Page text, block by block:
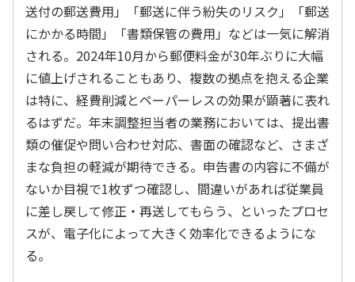
送付の郵送費用」「郵送に伴う紛失のリスク」「郵送
にかかる時間」「書類保管の費用」などは一気に解消
される。2024年10月から郵便料金が30年ぶりに大幅
に値上げされることもあり、複数の拠点を抱える企業
は特に、経費削減とペーパーレスの効果が顕著に表れ
るはずだ。年末調整担当者の業務においては、提出書
類の催促や問い合わせ対応、書面の確認など、さまざ
まな負担の軽減が期待できる。申告書の内容に不備が
ないか目視で1枚ずつ確認し、間違いがあれば従業員
に差し戻して修正・再送してもらう、といったプロセ
スが、電子化によって大きく効率化できるようにな
る。